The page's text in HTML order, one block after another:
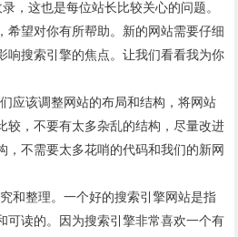
，这也是每位站长比较关心的问题。
希望对你有所帮助。新的网站需要仔细
响搜索引擎的焦点。让我们看看我为你
应该调整网站的布局和结构，将网站
较，不要有太多杂乱的结构，尽量改进
，不需要太多花哨的代码和我们的新网
和整理。一个好的搜索引擎网站是指
可读的。因为搜索引擎非常喜欢一个有